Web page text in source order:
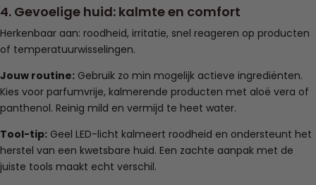
4. Gevoelige huid: kalmte en comfort
Herkenbaar aan: roodheid, irritatie, snel reageren op producten
of temperatuurwisselingen.
Jouw routine: Gebruik zo min mogelijk actieve ingrediënten.
Kies voor parfumvrije, kalmerende producten met aloë vera of
panthenol. Reinig mild en vermijd te heet water.
Tool-tip: Geel LED-licht kalmeert roodheid en ondersteunt het
herstel van een kwetsbare huid. Een zachte aanpak met de
juiste tools maakt echt verschil.